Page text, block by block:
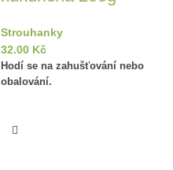
Strouhanky
32.00 Kč
Hodí se na zahušťování nebo
obalování.